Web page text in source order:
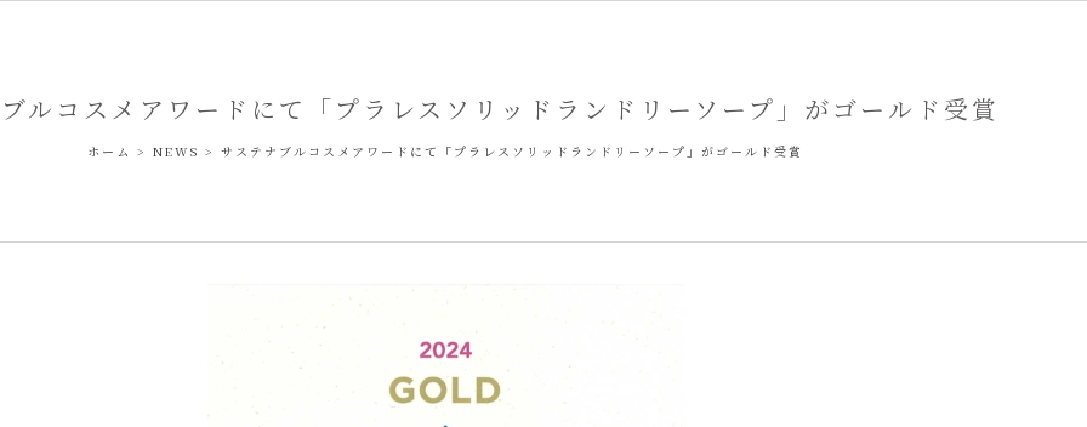
ルコスメアワードにて「プラレスソリッドランドリーソープ」がゴールド受賞
ホーム > NEWS > サステナブルコスメアワードにて「プラレスソリッドランドリーソープ」がゴールド受賞